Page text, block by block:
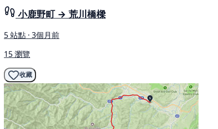
小鹿野町 → 荒川橋樑
5 站點 · 3個月前
15 瀏覽
收藏